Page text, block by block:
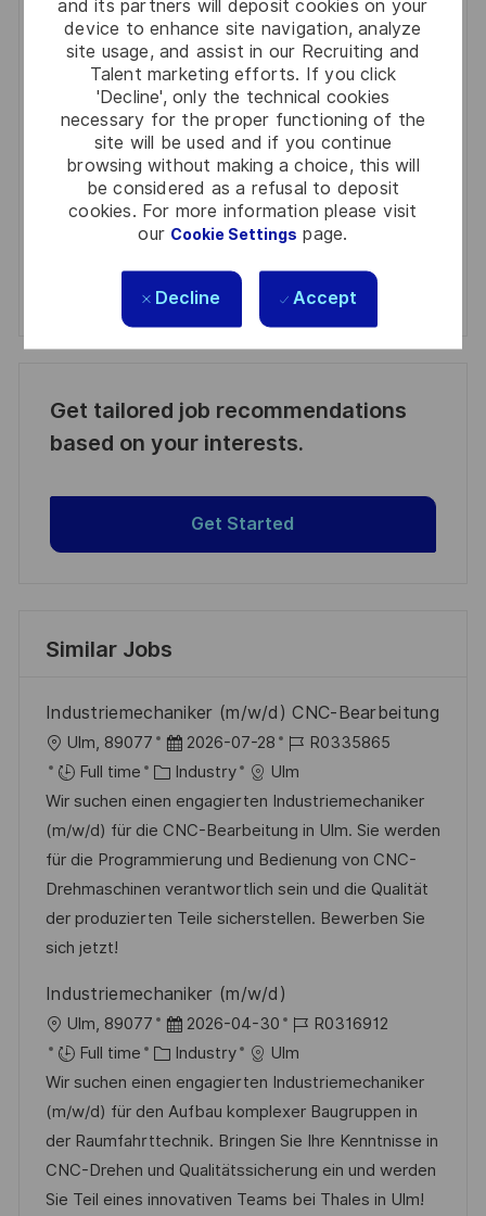
and its partners will deposit cookies on your
device to enhance site navigation, analyze
site usage, and assist in our Recruiting and
Talent marketing efforts. If you click
'Decline', only the technical cookies
necessary for the proper functioning of the
site will be used and if you continue
browsing without making a choice, this will
be considered as a refusal to deposit
cookies. For more information please visit
our Cookie Settings page.
Decline Accept
Enter
address
(Required)
Review and agree to the terms of processing
personal information
Activate
Manage alerts
Get tailored job recommendations
based on your interests.
Get Started
Similar Jobs
Industriemechaniker (m/w/d) CNC-Bearbeitung
L
o
c
a
t
i
o
n
Ulm, 89077
P
o
s
t
e
d
D
e
2026-07-28
J
o
b
I
d
R0335865
Full time
C
a
t
e
g
o
Industry
Ulm
Wir suchen einen engagierten Industriemechaniker
(m/w/d) für die CNC-Bearbeitung in Ulm. Sie werden
für die Programmierung und Bedienung von CNC-
Drehmaschinen verantwortlich sein und die Qualität
der produzierten Teile sicherstellen. Bewerben Sie
sich jetzt!
Industriemechaniker (m/w/d)
L
o
c
a
t
i
o
Ulm, 89077
P
o
s
t
e
d
D
2026-04-30
J
o
b
I
d
R0316912
Full time
C
a
t
e
g
o
Industry
Ulm
Wir suchen einen engagierten Industriemechaniker
(m/w/d) für den Aufbau komplexer Baugruppen in
der Raumfahrttechnik. Bringen Sie Ihre Kenntnisse in
CNC-Drehen und Qualitätssicherung ein und werden
Sie Teil eines innovativen Teams bei Thales in Ulm!